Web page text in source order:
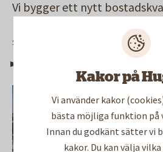
Kakor på
Vi använder kakor
bästa möjliga funktion på
Innan du godkänt sätter vi
kakor. Du kan välja
Vi bygger ett nytt
studentbostäder, fem lokaler